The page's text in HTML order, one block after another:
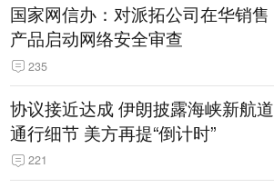
国家网信办：对派拓公司在华销售
产品启动网络安全审查
235
协议接近达成 伊朗披露海峡新航道
通行细节 美方再提“倒计时”
221